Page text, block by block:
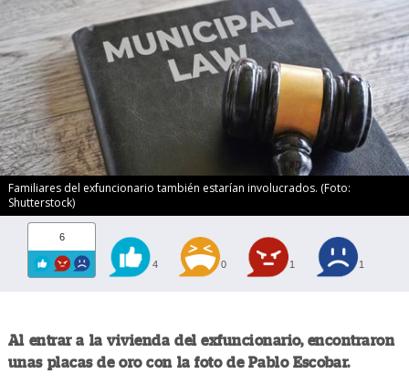
Familiares del exfuncionario también estarían involucrados. (Foto:
Shutterstock)
6
4 0 1 1
Al entrar a la vivienda del exfuncionario, encontraron
unas placas de oro con la foto de Pablo Escobar.